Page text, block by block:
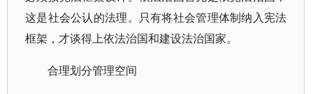
这是社会公认的法理。只有将社会管理体制纳入宪法
框架，才谈得上依法治国和建设法治国家。
合理划分管理空间